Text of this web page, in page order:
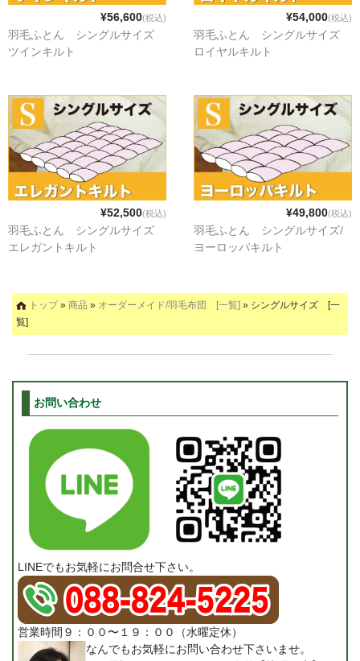
¥56,600(税込)
羽毛ふとん シングルサイズ
ツインキルト
¥54,000(税込)
羽毛ふとん シングルサイズ
ロイヤルキルト
¥52,500(税込)
羽毛ふとん シングルサイズ
エレガントキルト
¥49,800(税込)
羽毛ふとん シングルサイズ/
ヨーロッパキルト
トップ» 商品 » オーダーメイド/羽毛布団 [一覧] » シングルサイズ [一
覧]
お問い合わせ
LINEでもお気軽にお問合せ下さい。
営業時間９：００〜１９：００（水曜定休）
なんでもお気軽にお問い合わせ下さいませ。